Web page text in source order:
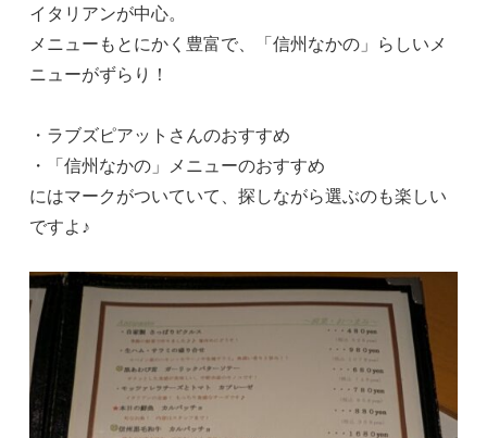
イタリアンが中心。
メニューもとにかく豊富で、「信州なかの」らしいメ
ニューがずらり！
・ラブズピアットさんのおすすめ
・「信州なかの」メニューのおすすめ
にはマークがついていて、探しながら選ぶのも楽しい
ですよ♪